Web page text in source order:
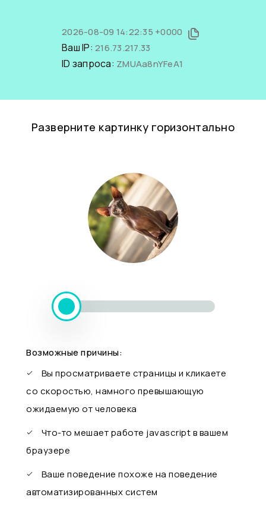
2026-08-09 14:22:35 +0000
Ваш IP: 216.73.217.33
ID запроса: ZMUAa8nYFeA1
Разверните картинку горизонтально
Возможные причины:
Вы просматриваете страницы и кликаете
со скоростью, намного превышающую
ожидаемую от человека
Что-то мешает работе javascript в вашем
браузере
Ваше поведение похоже на поведение
автоматизированных систем